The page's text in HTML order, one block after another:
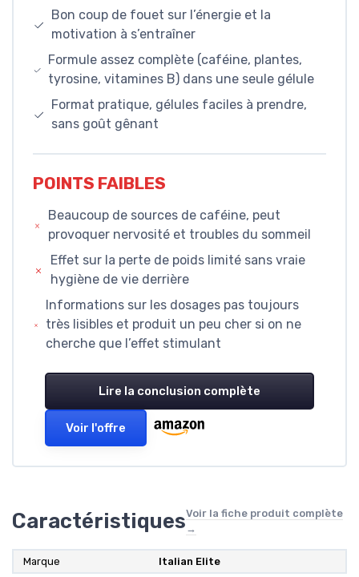
Bon coup de fouet sur l’énergie et la
motivation à s’entraîner
Formule assez complète (caféine, plantes,
tyrosine, vitamines B) dans une seule gélule
Format pratique, gélules faciles à prendre,
sans goût gênant
POINTS FAIBLES
Beaucoup de sources de caféine, peut
provoquer nervosité et troubles du sommeil
Effet sur la perte de poids limité sans vraie
hygiène de vie derrière
Informations sur les dosages pas toujours
très lisibles et produit un peu cher si on ne
cherche que l’effet stimulant
Lire la conclusion complète
Voir l'offre
CaractéristiquesVoir la fiche produit complète
→
Marque Italian Elite